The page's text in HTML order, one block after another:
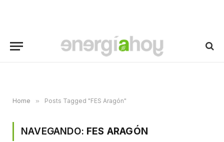
Home » Posts Tagged "FES Aragón"
NAVEGANDO: FES ARAGÓN